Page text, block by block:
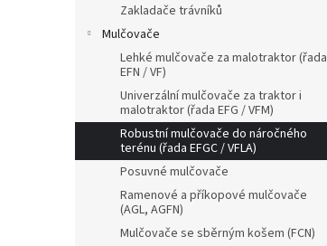
Zakladače trávníků
Mulčovače
Lehké mulčovače za malotraktor (řada
EFN / VF)
Univerzální mulčovače za traktor i
malotraktor (řada EFG / VFM)
Robustní mulčovače do náročného
terénu (řada EFGC / VFLA)
Posuvné mulčovače
Ramenové a příkopové mulčovače
(AGL, AGFN)
Mulčovače se sběrným košem (FCN)